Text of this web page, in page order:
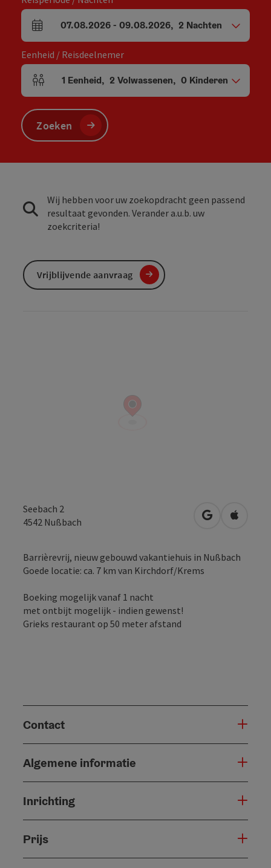
Seebach 2
4542 Nußbach Openen in
Barrièrevrij, nieuw gebouwd vakantiehuis in Nußbach
Goede locatie: ca. 7 km van Kirchdorf/Krems
Boeking mogelijk vanaf 1 nacht
met ontbijt mogelijk - indien gewenst!
Grieks restaurant op 50 meter afstand
Contact
Algemene informatie
Inrichting
Prijs
Velden voor aankomst en vertrek
07.08.2026- 09.08.2026, 2 Nachten
Eenheid / Reisdeelnemer
Aantal eenheden en persoonsvelden
1 Eenheid, 2 Volwassenen, 0 Kinderen
Zoeken
Wij hebben voor uw zoekopdracht geen passend
resultaat gevonden. Verander a.u.b. uw
zoekcriteria!
Vrijblijvende aanvraag